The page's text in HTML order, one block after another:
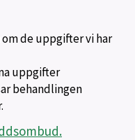
de uppgifter vi har
uppgifter
behandlingen